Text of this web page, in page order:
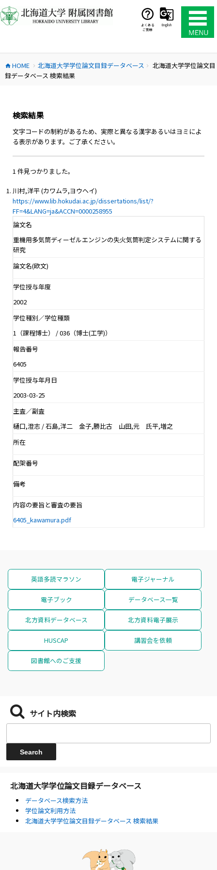
ン
テ
ス
キ
よくある
ご質問
English
home HOME chevron_right 北海道大学学位論文目録データベース chevron_right
北海道大学学位論文目
録データベース 検索結果
検索結果
文字コードの制約があるため、実際と異なる漢字あるいはヨミによ
る表示があります。ご了承ください。
1 件見つかりました。
川村,洋平 (カワムラ,ヨウヘイ)
https://www.lib.hokudai.ac.jp/dissertations/list/?
FF=4&LANG=ja&ACCN=0000258955
論文名
重機用多気筒ディーゼルエンジンの失火気筒判定システムに関する
研究
論文名(欧文)
学位授与年度
2002
学位種別／学位種類
1（課程博士） / 036（博士(工学)）
報告番号
6405
学位授与年月日
2003-03-25
主査／副査
樋口,澄志 / 石島,洋二 金子,勝比古 山田,元 氏平,増之
所在
配架番号
備考
内容の要旨と審査の要旨
6405_kawamura.pdf
英語多読マラソン 電子ジャーナル
電子ブック データベース一覧
北方資料データベース 北方資料電子展示
HUSCAP 講習会を依頼
図書館へのご支援
サイト内検索
北海道大学学位論文目録データベース
データベース検索方法
学位論文利用方法
北海道大学学位論文目録データベース 検索結果